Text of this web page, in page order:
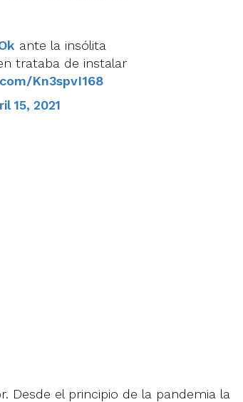
ante la insólita
trataba de instalar
Kn3spvI168
15, 2021
Desde el principio de la pandemia la